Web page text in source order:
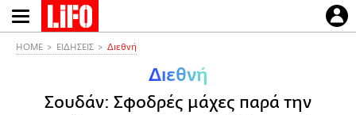
Παράκαμψη
προς
HOME ΕΙΔΗΣΕΙΣ Διεθνή
Διεθνή
Σουδάν: Σφοδρές μάχες παρά την